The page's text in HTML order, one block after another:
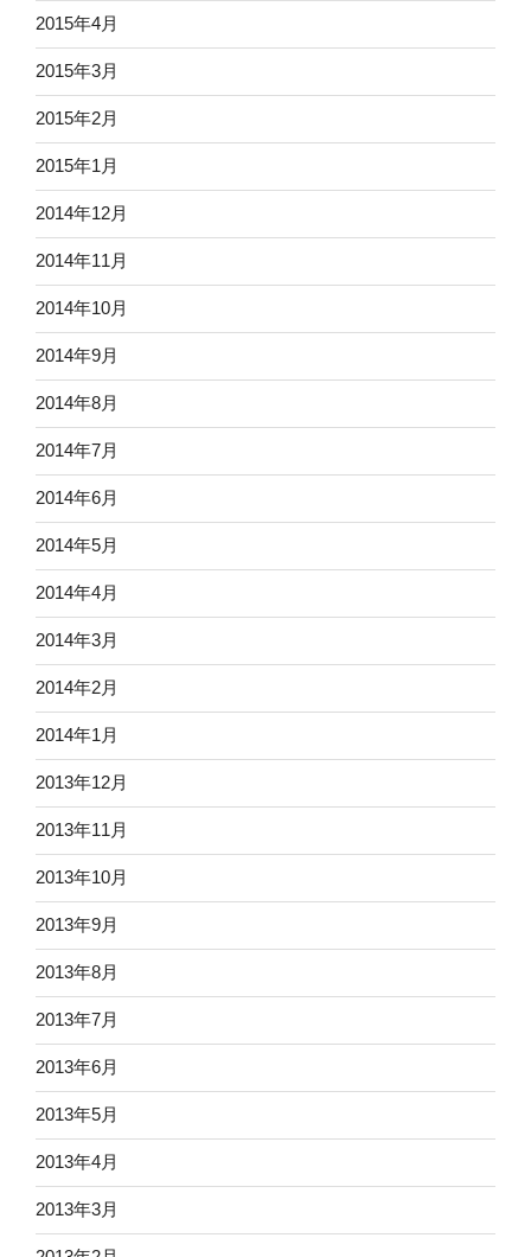
2015年4月
2015年3月
2015年2月
2015年1月
2014年12月
2014年11月
2014年10月
2014年9月
2014年8月
2014年7月
2014年6月
2014年5月
2014年4月
2014年3月
2014年2月
2014年1月
2013年12月
2013年11月
2013年10月
2013年9月
2013年8月
2013年7月
2013年6月
2013年5月
2013年4月
2013年3月